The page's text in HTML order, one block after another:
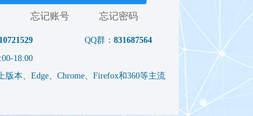
忘记密码
忘记账号
QQ群： 831687564
18:00
本、Edge、Chrome、Firefox和360等主流